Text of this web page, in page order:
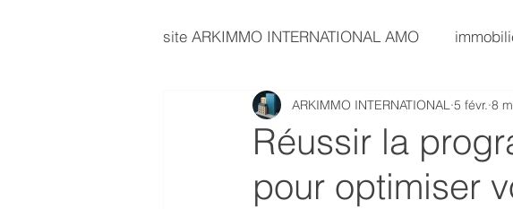
site ARKIMMO INTERNATIONAL AMO
immobilier d'entreprise ESG AMO
investissement immobilier AMO
Réussir la
pour optimiser
ARKIMMO INTERNATIONAL 5 févr. 8